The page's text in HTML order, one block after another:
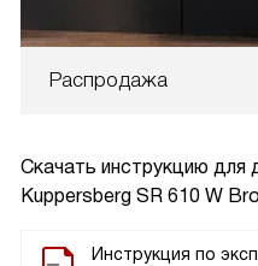
Распродажа
Скачать инструкцию для
Kuppersberg SR 610 W
Инструкция по